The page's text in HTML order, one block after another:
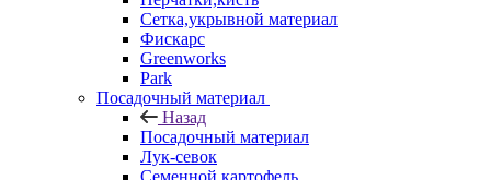
Сетка,укрывной материал
Фискарс
Greenworks
Park
Посадочный материал
Назад
Посадочный материал
Лук-севок
Семенной картофель